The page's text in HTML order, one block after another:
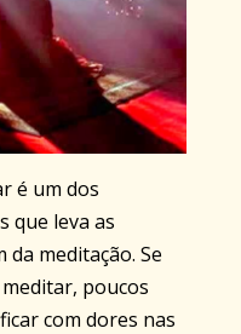
é um dos
que leva as
da meditação. Se
poucos
com dores nas